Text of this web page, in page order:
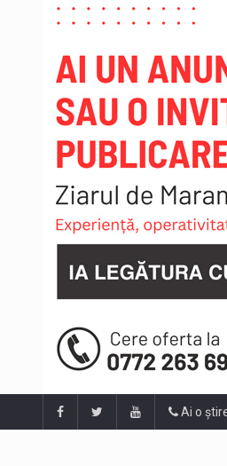
Ai o